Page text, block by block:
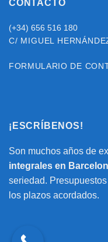
CONTACTO
(+34) 656 516 180
C/ MIGUEL
FORMULARIO DE
¡ESCRÍBENOS!
Son muchos años de
integrales en
seriedad.
los plazos acordados.